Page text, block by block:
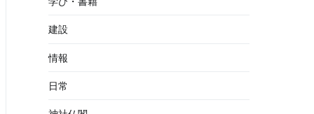
建設
情報
日常